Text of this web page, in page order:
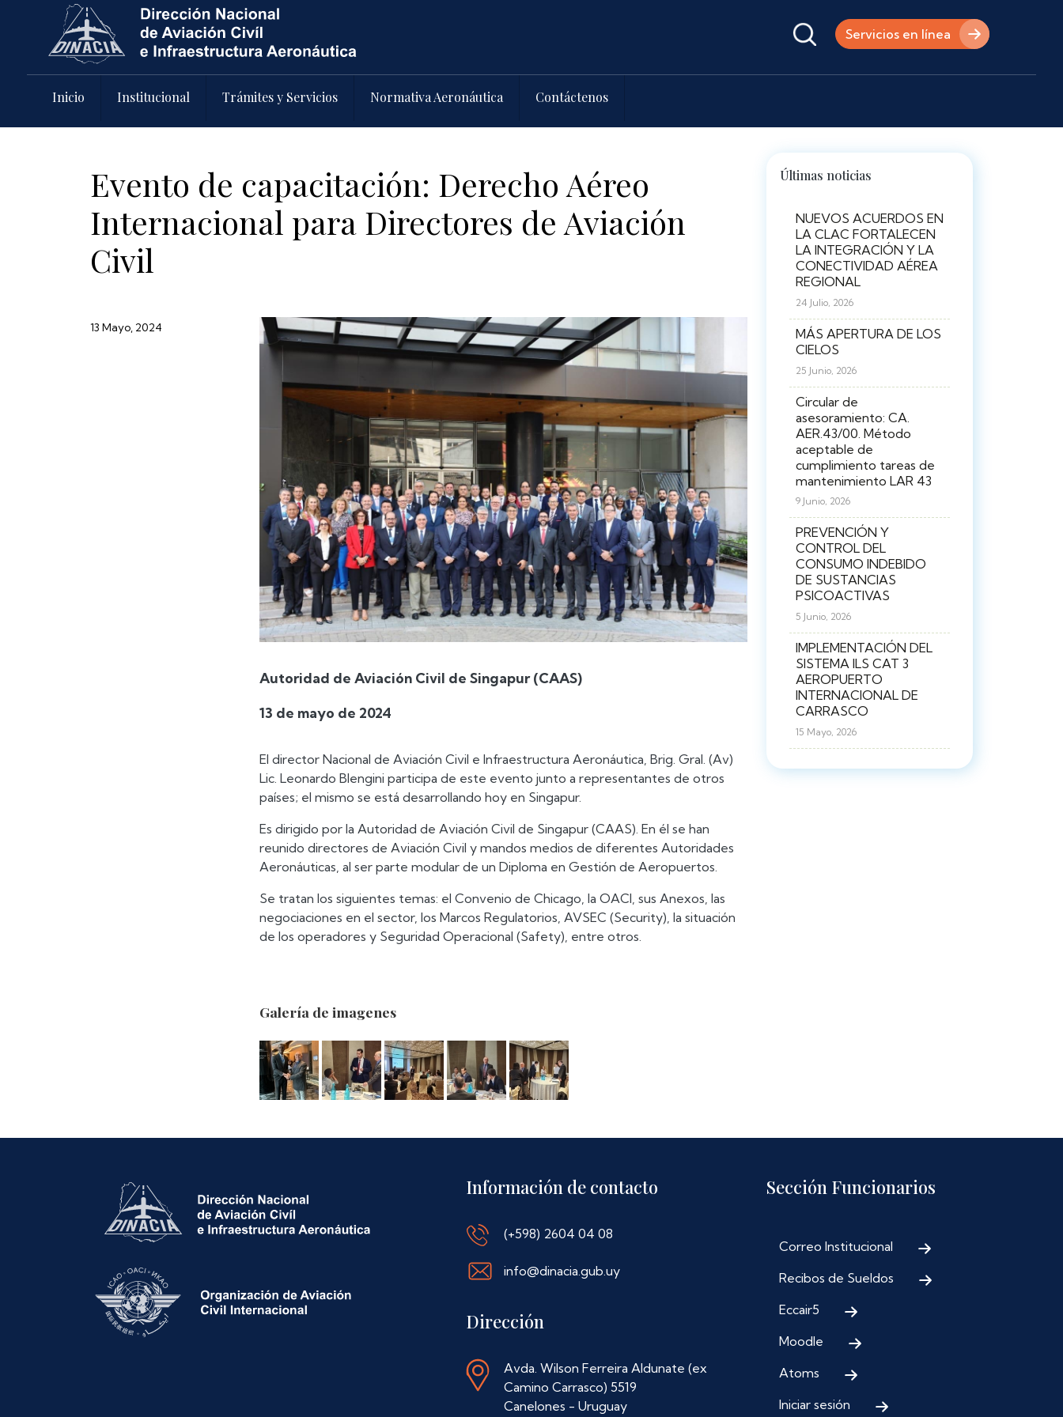
Pasar al contenido principal
Servicios en línea
Inicio Institucional Trámites y Servicios Normativa Aeronáutica Contáctenos
Evento de capacitación: Derecho Aéreo
Internacional para Directores de Aviación
Civil
13 Mayo, 2024
Autoridad de Aviación Civil de Singapur (CAAS)
13 de mayo de 2024
El director Nacional de Aviación Civil e Infraestructura Aeronáutica, Brig. Gral. (Av)
Lic. Leonardo Blengini participa de este evento junto a representantes de otros
países; el mismo se está desarrollando hoy en Singapur.
Es dirigido por la Autoridad de Aviación Civil de Singapur (CAAS). En él se han
reunido directores de Aviación Civil y mandos medios de diferentes Autoridades
Aeronáuticas, al ser parte modular de un Diploma en Gestión de Aeropuertos.
Se tratan los siguientes temas: el Convenio de Chicago, la OACI, sus Anexos, las
negociaciones en el sector, los Marcos Regulatorios, AVSEC (Security), la situación
de los operadores y Seguridad Operacional (Safety), entre otros.
Galería de imagenes
Últimas noticias
NUEVOS ACUERDOS EN
LA CLAC FORTALECEN
LA INTEGRACIÓN Y LA
CONECTIVIDAD AÉREA
REGIONAL
24 Julio, 2026
MÁS APERTURA DE LOS
CIELOS
25 Junio, 2026
Circular de
asesoramiento: CA.
AER.43/00. Método
aceptable de
cumplimiento tareas de
mantenimiento LAR 43
9 Junio, 2026
PREVENCIÓN Y
CONTROL DEL
CONSUMO INDEBIDO
DE SUSTANCIAS
PSICOACTIVAS
5 Junio, 2026
IMPLEMENTACIÓN DEL
SISTEMA ILS CAT 3
AEROPUERTO
INTERNACIONAL DE
CARRASCO
15 Mayo, 2026
Información de contacto
(+598) 2604 04 08
info@dinacia.gub.uy
Dirección
Avda. Wilson Ferreira Aldunate (ex
Camino Carrasco) 5519
Canelones - Uruguay
Sección Funcionarios
Correo Institucional
Recibos de Sueldos
Eccair5
Moodle
Atoms
Iniciar sesión